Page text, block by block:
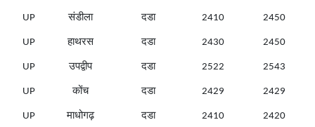
UP संडीला दडा 2410 2450
UP हाथरस दडा 2430 2450
UP उपद्वीप दडा 2522 2543
UP कोंच दडा 2429 2429
UP माधोगढ़ दडा 2410 2420